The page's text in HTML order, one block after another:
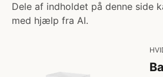
Dele af indholdet på denne side
med hjælp fra AI.